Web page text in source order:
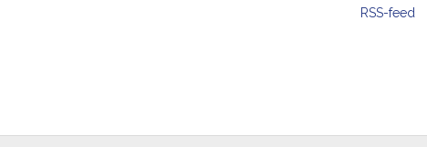
RSS-feed